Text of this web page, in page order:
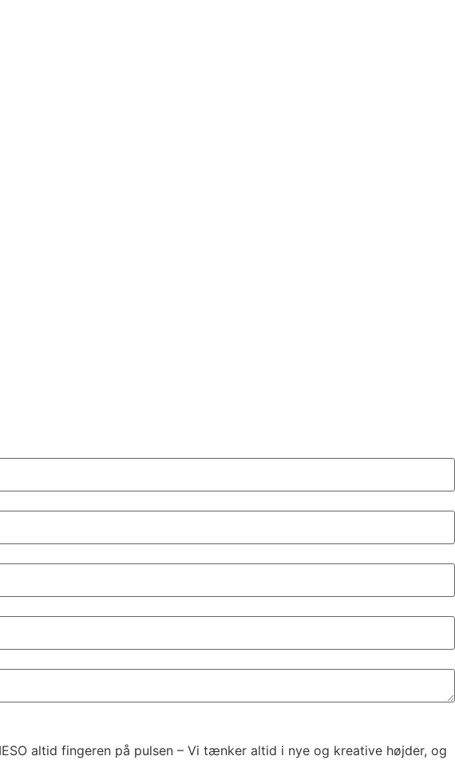
altid fingeren på pulsen – Vi tænker altid i nye og kreative højder, og